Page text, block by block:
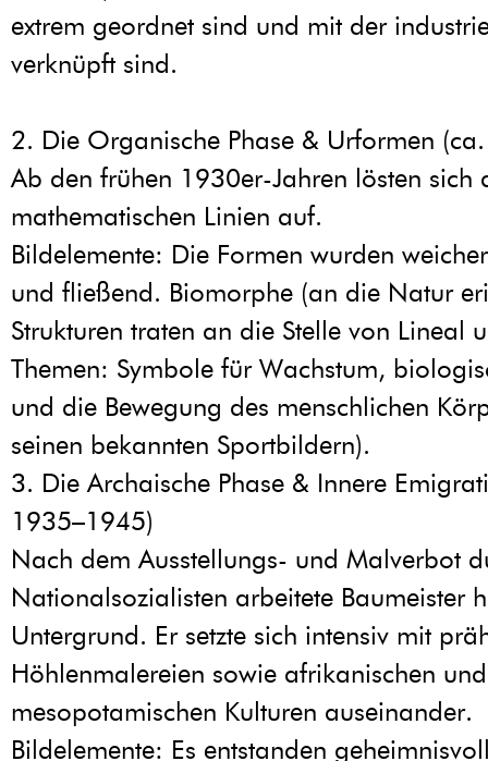
extrem geordnet sind und mit der
verknüpft sind.
2. Die Organische Phase & Urformen
Ab den frühen 1930er-Jahren lösten sich
mathematischen Linien auf.
Bildelemente: Die Formen wurden
und fließend. Biomorphe (an die Natur
Strukturen traten an die Stelle von Lineal
Themen: Symbole für Wachstum,
und die Bewegung des menschlichen
seinen bekannten Sportbildern).
3. Die Archaische Phase & Innere
1935–1945)
Nach dem Ausstellungs- und Malverbot
Nationalsozialisten arbeitete Baumeister
Untergrund. Er setzte sich intensiv mit
Höhlenmalereien sowie afrikanischen und
mesopotamischen Kulturen auseinander.
Bildelemente: Es entstanden